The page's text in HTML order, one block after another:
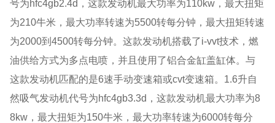
号为hfc4gb2.4d，这款发动机最大功率为110kw，最大扭矩
为210牛米，最大功率转速为5500转每分钟，最大扭矩转速
为2000到4500转每分钟。这款发动机搭载了i-vvt技术，燃
油供给方式为多点电喷，并且使用了铝合金缸盖缸体。与
这款发动机匹配的是6速手动变速箱或cvt变速箱。1.6升自
然吸气发动机代号为hfc4gb3.3d，这款发动机最大功率为8
8kw，最大扭矩为150牛米，最大功率转速为6000转每分